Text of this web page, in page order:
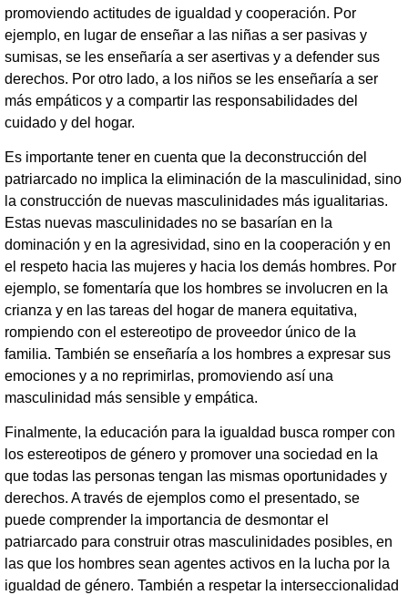
promoviendo actitudes de igualdad y cooperación. Por
ejemplo, en lugar de enseñar a las niñas a ser pasivas y
sumisas, se les enseñaría a ser asertivas y a defender sus
derechos. Por otro lado, a los niños se les enseñaría a ser
más empáticos y a compartir las responsabilidades del
cuidado y del hogar.
Es importante tener en cuenta que la deconstrucción del
patriarcado no implica la eliminación de la masculinidad, sino
la construcción de nuevas masculinidades más igualitarias.
Estas nuevas masculinidades no se basarían en la
dominación y en la agresividad, sino en la cooperación y en
el respeto hacia las mujeres y hacia los demás hombres. Por
ejemplo, se fomentaría que los hombres se involucren en la
crianza y en las tareas del hogar de manera equitativa,
rompiendo con el estereotipo de proveedor único de la
familia. También se enseñaría a los hombres a expresar sus
emociones y a no reprimirlas, promoviendo así una
masculinidad más sensible y empática.
Finalmente, la educación para la igualdad busca romper con
los estereotipos de género y promover una sociedad en la
que todas las personas tengan las mismas oportunidades y
derechos. A través de ejemplos como el presentado, se
puede comprender la importancia de desmontar el
patriarcado para construir otras masculinidades posibles, en
las que los hombres sean agentes activos en la lucha por la
igualdad de género. También a respetar la interseccionalidad